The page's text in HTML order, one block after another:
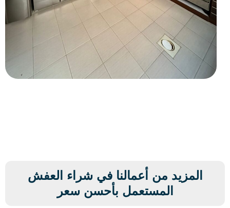
المزيد من أعمالنا في شراء العفش
المستعمل بأحسن سعر